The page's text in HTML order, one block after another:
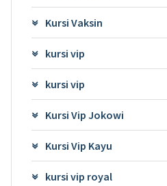
Kursi Vaksin
kursi vip
kursi vip
Kursi Vip Jokowi
Kursi Vip Kayu
kursi vip royal